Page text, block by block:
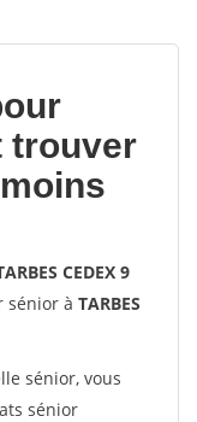
trouver
CEDEX 9
sénior à TARBES
sénior, vous
sénior